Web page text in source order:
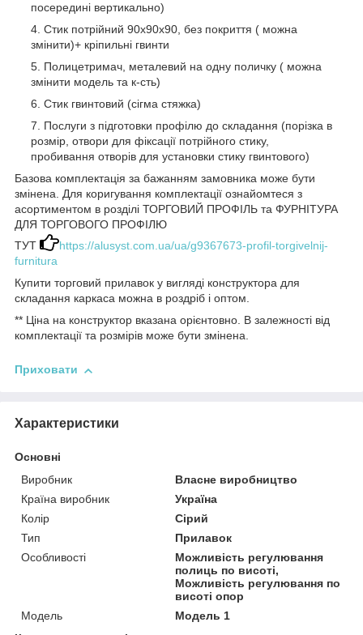
посередині вертикально)
Стик потрійний 90х90х90, без покриття ( можна
змінити)+ кріпильні гвинти
Полицетримач, металевий на одну поличку ( можна
змінити модель та к-сть)
Стик гвинтовий (сігма стяжка)
Послуги з підготовки профілю до складання (порізка в
розмір, отвори для фіксації потрійного стику,
пробивання отворів для установки стику гвинтового)
Базова комплектація за бажанням замовника може бути
змінена. Для коригування комплектації ознайомтеся з
асортиментом в розділі ТОРГОВИЙ ПРОФІЛЬ та ФУРНІТУРА
ДЛЯ ТОРГОВОГО ПРОФІЛЮ
ТУТ
https://alusyst.com.ua/ua/g9367673-profil-torgivelnij-
furnitura
Купити торговий прилавок у вигляді конструктора для
складання каркаса можна в роздріб і оптом.
** Ціна на конструктор вказана орієнтовно. В залежності від
комплектації та розмірів може бути змінена.
Приховати
Характеристики
Основні
Виробник
Власне виробництво
Країна виробник
Україна
Колір
Сірий
Тип
Прилавок
Особливості
Можливість регулювання
полиць по висоті,
Можливість регулювання по
висоті опор
Модель
Модель 1